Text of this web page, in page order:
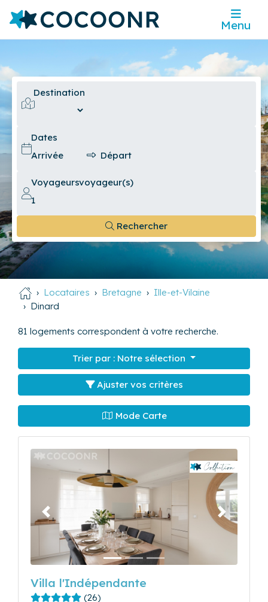
Menu
Destination
Dates
Voyageursvoyageur(s)
Rechercher
Locataires Bretagne
Ille-et-Vilaine
Dinard
81 logements correspondent à votre recherche.
Trier par : Notre sélection
Ajuster vos critères
Mode Carte
Précédent Suivant
Villa l'Indépendante
(26)